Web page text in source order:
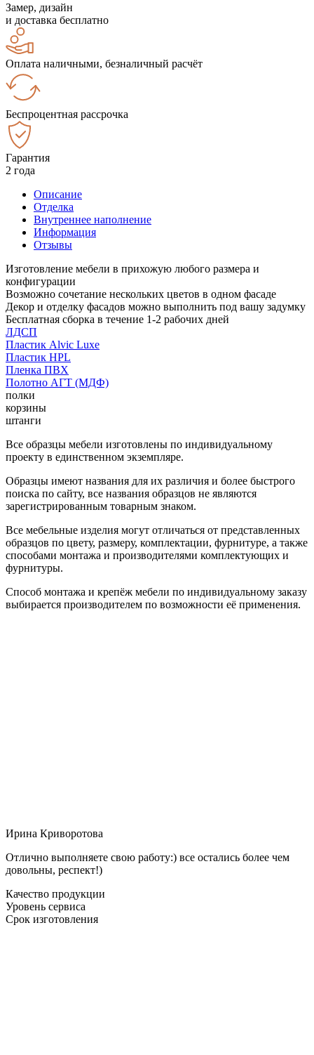
Замер, дизайн
и доставка бесплатно
Оплата наличными, безналичный расчёт
Беспроцентная рассрочка
Гарантия
2 года
Описание
Отделка
Внутреннее наполнение
Информация
Отзывы
Изготовление мебели в прихожую любого размера и
конфигурации
Возможно сочетание нескольких цветов в одном фасаде
Декор и отделку фасадов можно выполнить под вашу задумку
Бесплатная сборка в течение 1-2 рабочих дней
ЛДСП
Пластик Alvic Luxe
Пластик HPL
Пленка ПВХ
Полотно АГТ (МДФ)
полки
корзины
штанги
Все образцы мебели изготовлены по индивидуальному
проекту в единственном экземпляре.
Образцы имеют названия для их различия и более быстрого
поиска по сайту, все названия образцов не являются
зарегистрированным товарным знаком.
Все мебельные изделия могут отличаться от представленных
образцов по цвету, размеру, комплектации, фурнитуре, а также
способами монтажа и производителями комплектующих и
фурнитуры.
Способ монтажа и крепёж мебели по индивидуальному заказу
выбирается производителем по возможности её применения.
Ирина Криворотова
Отлично выполняете свою работу:) все остались более чем
довольны, респект!)
Качество продукции
Уровень сервиса
Срок изготовления